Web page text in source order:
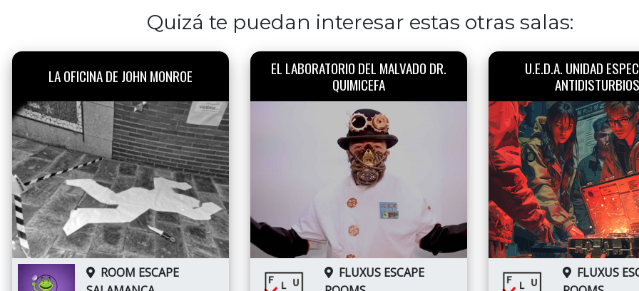
Quizá te puedan interesar estas otras salas:
LA OFICINA DE JOHN MONROE
ROOM ESCAPE
EL LABORATORIO DEL MALVADO DR.
QUIMICEFA
FLUXUS ESCAPE
U.E.D.A. UNIDAD
ANTIDISTURBIOS
FLUXUS